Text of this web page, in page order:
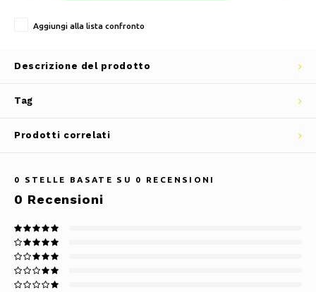
Aggiungi alla lista confronto
Descrizione del prodotto
Tag
Prodotti correlati
0 STELLE BASATE SU 0 RECENSIONI
0 Recensioni